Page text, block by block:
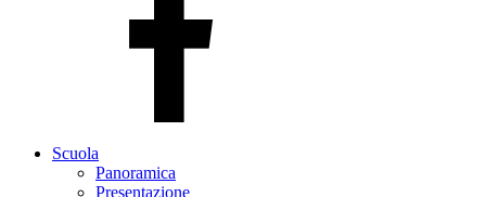
Scuola
Panoramica
Presentazione